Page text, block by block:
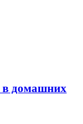
в домашних